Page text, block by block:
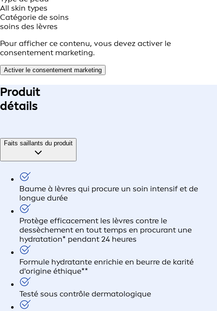
All skin types
Catégorie de soins
soins des lèvres
Pour afficher ce contenu, vous devez activer le
consentement marketing.
Activer le consentement marketing
Produit
détails
Faits saillants du produit
Baume à lèvres qui procure un soin intensif et de
longue durée
Protège efficacement les lèvres contre le
dessèchement en tout temps en procurant une
hydratation* pendant 24 heures
Formule hydratante enrichie en beurre de karité
d'origine éthique**
Testé sous contrôle dermatologique